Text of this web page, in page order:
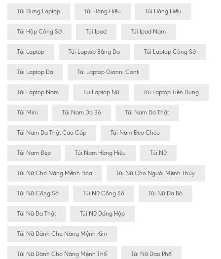
Túi Đựng Laptop Túi Hàng Hiêu Túi Hàng Hiệu
Túi Hộp Công Sở Túi Ipad Túi Ipad Nam
Túi Laptop Túi Laptop Bằng Da Túi Laptop Công Sở
Túi Laptop Da Túi Laptop Gianni Conti
Túi Laptop Nam Túi Laptop Nữ Túi Laptop Tiện Dụng
Túi Mini Túi Nam Da Bò Túi Nam Da Thật
Túi Nam Da Thật Cao Cấp Túi Nam Đeo Chéo
Túi Nam Đẹp Túi Nam Hàng Hiệu Túi Nữ
Túi Nữ Cho Nàng Mệnh Hỏa Túi Nữ Cho Người Mệnh Thủy
Túi Nữ Công Sỏ Túi Nữ Công Sở Túi Nữ Da Bò
Túi Nữ Da Thật Túi Nữ Dáng Hộp
Túi Nữ Dành Cho Nàng Mệnh Kim
Túi Nữ Dành Cho Nàng Mệnh Thổ Túi Nữ Dạo Phố